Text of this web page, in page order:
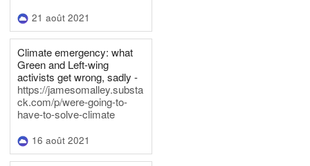
21 août 2021
Climate emergency: what
Green and Left-wing
activists get wrong, sadly -
https://jamesomalley.substa
ck.com/p/were-going-to-
have-to-solve-climate
16 août 2021